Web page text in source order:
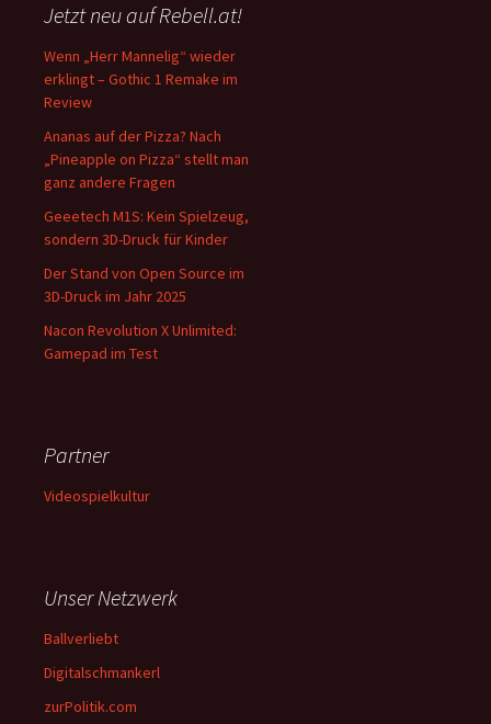
Jetzt neu auf Rebell.at!
Wenn „Herr Mannelig“ wieder
erklingt – Gothic 1 Remake im
Review
Ananas auf der Pizza? Nach
„Pineapple on Pizza“ stellt man
ganz andere Fragen
Geeetech M1S: Kein Spielzeug,
sondern 3D-Druck für Kinder
Der Stand von Open Source im
3D-Druck im Jahr 2025
Nacon Revolution X Unlimited:
Gamepad im Test
Partner
Videospielkultur
Unser Netzwerk
Ballverliebt
Digitalschmankerl
zurPolitik.com